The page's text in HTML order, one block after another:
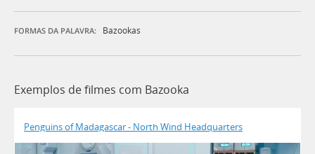
FORMAS DA PALAVRA: Bazookas
Exemplos de filmes com Bazooka
Penguins of Madagascar - North Wind Headquarters